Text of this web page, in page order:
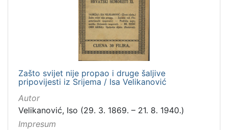
Zašto svijet nije propao i druge šaljive
pripovijesti iz Srijema / Isa Velikanović
Autor
Velikanović, Iso (29. 3. 1869. – 21. 8. 1940.)
Impresum